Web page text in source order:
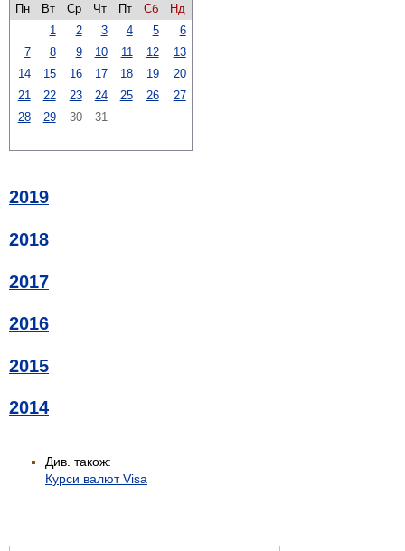
Пн
Вт Ср Чт Пт Сб
Нд
1
2 3 4 5
6
7
8 9 10 11 12
13
14
15 16 17 18 19
20
21
22 23 24 25 26
27
28
29 30 31
2019
2018
2017
2016
2015
2014
Див. також:
Курси валют Visa